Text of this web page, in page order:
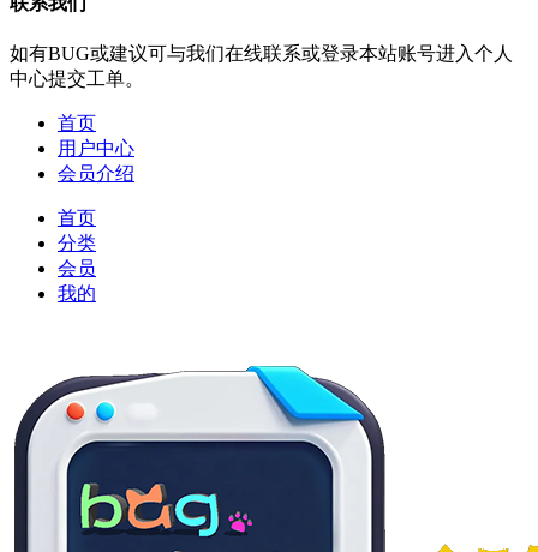
如有BUG或建议可与我们在线联系或登录本站账号进入个人
中心提交工单。
首页
用户中心
会员介绍
首页
分类
会员
我的